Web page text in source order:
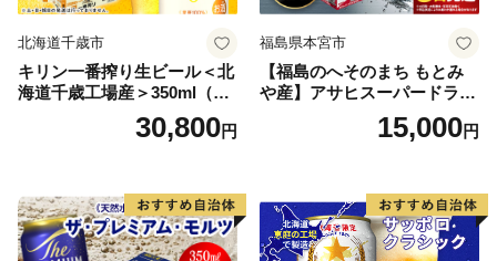
北海道千歳市
キリン一番搾り生ビール＜北
海道千歳工場産＞350ml（24
30,800円
福島県本宮市
【福島のへそのまち もとみ
や産】アサヒスーパードライ
350ml×24本 合計8.4L 1ケー
ス アルコール度数5% 缶ビー
口 送料無料 カメイ 本宮市
【07214-0206】
15,000円